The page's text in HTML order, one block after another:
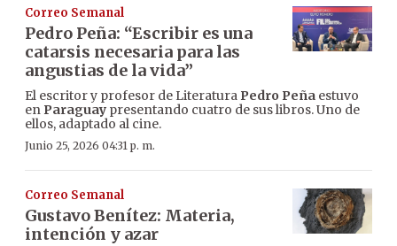
Correo Semanal
Pedro Peña: “Escribir es una
catarsis necesaria para las
angustias de la vida”
El escritor y profesor de Literatura Pedro Peña estuvo
en Paraguay presentando cuatro de sus libros. Uno de
ellos, adaptado al cine.
Junio 25, 2026 04:31 p. m.
Correo Semanal
Gustavo Benítez: Materia,
intención y azar